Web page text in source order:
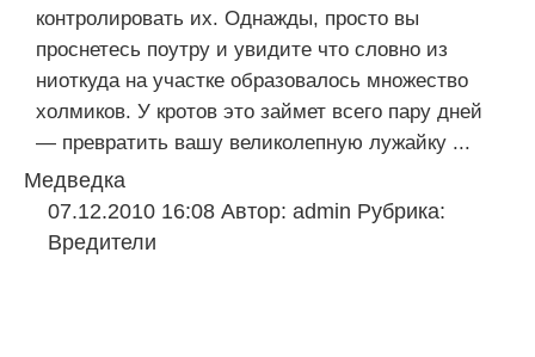
контролировать их. Однажды, просто вы
проснетесь поутру и увидите что словно из
ниоткуда на участке образовалось множество
холмиков. У кротов это займет всего пару дней
— превратить вашу великолепную лужайку ...
Медведка
07.12.2010 16:08 Автор: admin Рубрика:
Вредители